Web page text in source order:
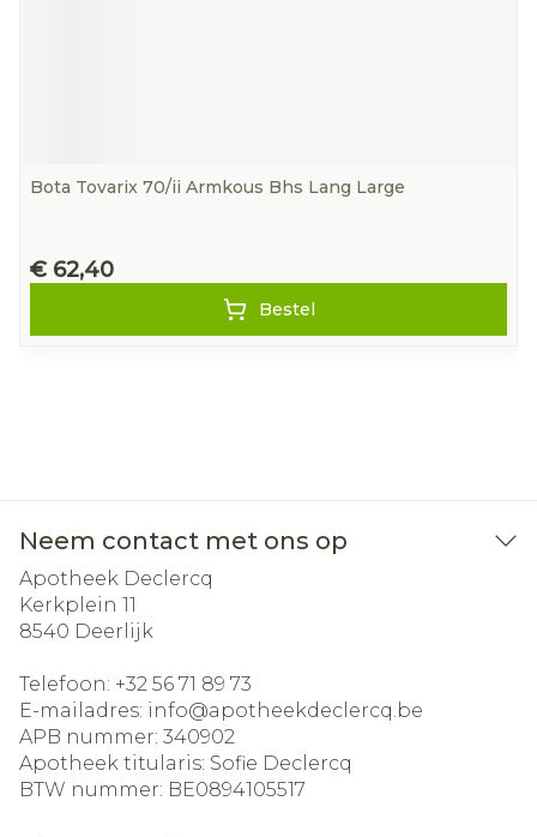
Bota Tovarix 70/ii Armkous Bhs Lang Large
€ 62,40
Bestel
Neem contact met ons op
Apotheek Declercq
Kerkplein 11
8540 Deerlijk
Telefoon: +32 56 71 89 73
E-mailadres: info@apotheekdeclercq.be
APB nummer: 340902
Apotheek titularis: Sofie Declercq
BTW nummer: BE0894105517